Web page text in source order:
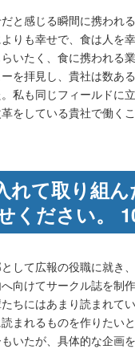
と感じる瞬間に携われ
りも幸せで、食は人を
いたく、食に携われる
を拝見し、貴社は数あ
私も同じフィールドに
をしている貴社で働く
れて取り組
ください。
して広報の役職に就き
向けてサークル誌を制
ちにはあまり読まれて
まれるものを作りたい
いたが、具体的な企画